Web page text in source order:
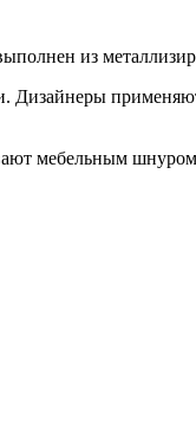
из
Дизайнеры
мебельным